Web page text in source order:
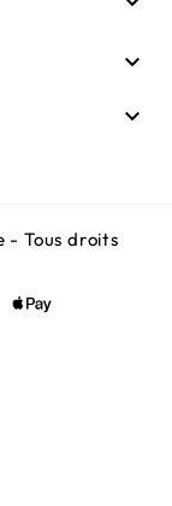


- Tous droits